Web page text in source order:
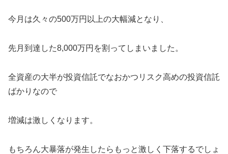
今月は久々の500万円以上の大幅減となり、
先月到達した8,000万円を割ってしまいました。
全資産の大半が投資信託でなおかつリスク高めの投資信託
ばかりなので
増減は激しくなります。
もちろん大暴落が発生したらもっと激しく下落するでしょ